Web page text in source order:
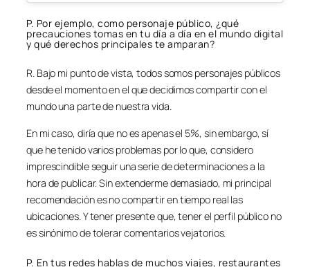
P. Por ejemplo, como personaje público, ¿qué
precauciones tomas en tu día a día en el mundo digital
y qué derechos principales te amparan?
R. Bajo mi punto de vista, todos somos personajes públicos
desde el momento en el que decidimos compartir con el
mundo una parte de nuestra vida.
En mi caso, diría que no es apenas el 5%, sin embargo, sí
que he tenido varios problemas por lo que, considero
imprescindible seguir una serie de determinaciones a la
hora de publicar. Sin extenderme demasiado, mi principal
recomendación es no compartir en tiempo real las
ubicaciones. Y tener presente que, tener el perfil público no
es sinónimo de tolerar comentarios vejatorios.
P. En tus redes hablas de muchos viajes, restaurantes